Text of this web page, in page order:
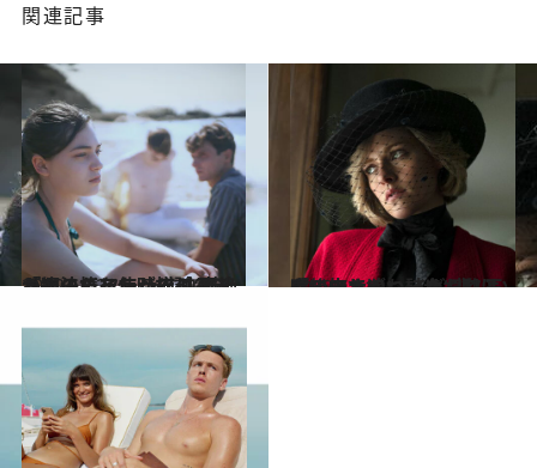
関連記事
2022.12.2
「編み棒を使って試みるとか…」 フランス映画『あのこと』が描く 中絶が違法だった時代の“苦しみ”
カルチャー 2022.11.12
「後悔しても一歩も動けない辛さ…」 イギリス王室の中で追い詰められる ダイアナがついた“悲しい嘘”
カルチャー